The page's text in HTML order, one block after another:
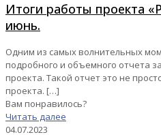
Итоги работы проекта
июнь.
Одним из самых волнительных
подробного и объемного отчета
проекта. Такой отчет это не
проекта. […]
Вам понравилось?
Читать далее
04.07.2023